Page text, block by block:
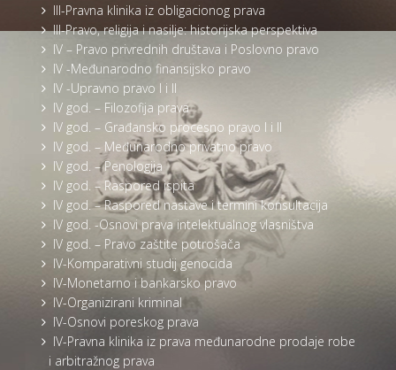
III-Pravna klinika iz obligacionog prava
III-Pravo, religija i nasilje: historijska perspektiva
IV – Pravo privrednih društava i Poslovno pravo
IV -Međunarodno finansijsko pravo
IV -Upravno pravo I i II
IV god. – Filozofija prava
IV god. – Građansko procesno pravo I i II
IV god. – Međunarodno privatno pravo
IV god. – Penologija
IV god. – Raspored ispita
IV god. – Raspored nastave i termini konsultacija
IV god. -Osnovi prava intelektualnog vlasništva
IV god. – Pravo zaštite potrošača
IV-Komparativni studij genocida
IV-Monetarno i bankarsko pravo
IV-Organizirani kriminal
IV-Osnovi poreskog prava
IV-Pravna klinika iz prava međunarodne prodaje robe
i arbitražnog prava